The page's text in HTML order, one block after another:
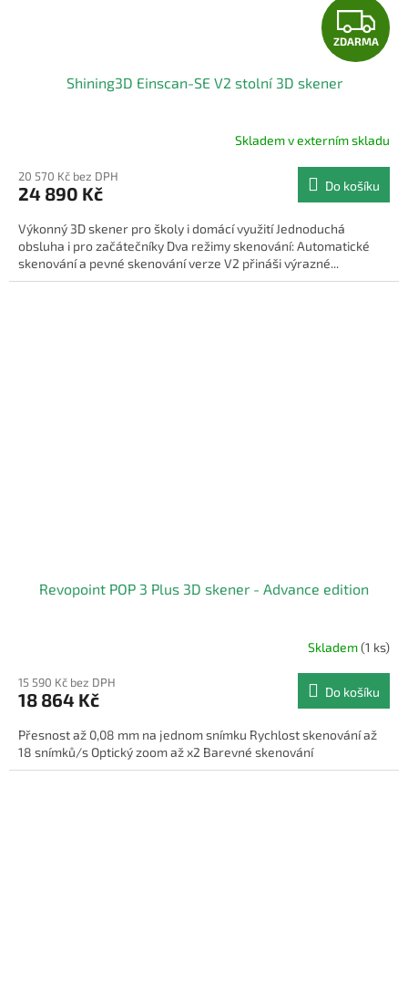
Z
D
R
M
A
ZDARMA
Shining3D Einscan-SE V2 stolní 3D skener
Skladem v externím skladu
20 570 Kč bez DPH
24 890 Kč Do košíku
Výkonný 3D skener pro školy i domácí využití Jednoduchá
obsluha i pro začátečníky Dva režimy skenování: Automatické
skenování a pevné skenování verze V2 přináši výrazné...
Revopoint POP 3 Plus 3D skener - Advance edition
Skladem(1 ks)
15 590 Kč bez DPH
18 864 Kč Do košíku
Přesnost až 0,08 mm na jednom snímku Rychlost skenování až
18 snímků/s Optický zoom až x2 Barevné skenování